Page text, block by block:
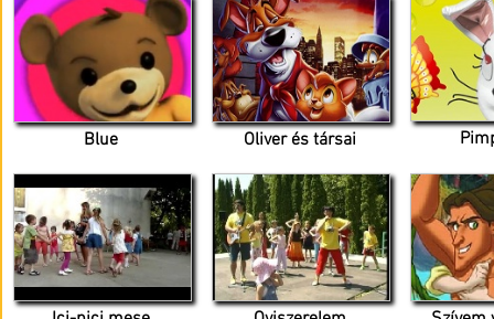
Blue Oliver és társai